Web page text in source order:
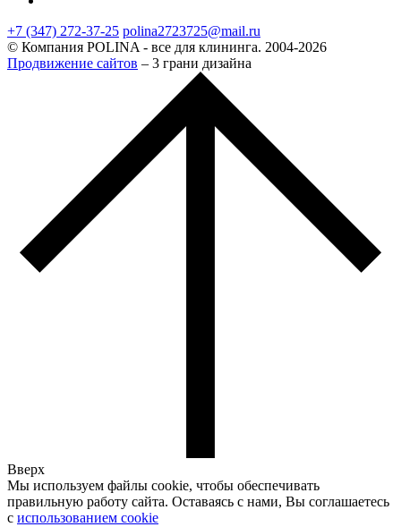
+7 (347) 272-37-25 polina2723725@mail.ru
© Компания POLINA - все для клининга. 2004-2026
Продвижение сайтов – 3 грани дизайна
Вверх
Мы используем файлы cookie, чтобы обеспечивать
правильную работу сайта. Оставаясь с нами, Вы соглашаетесь
с использованием cookie